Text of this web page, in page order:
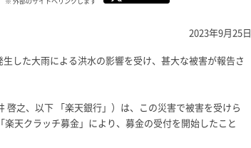
2023年9月25日
した大雨による洪水の影響を受け、甚大な被害が報告さ
之、以下 「楽天銀行」）は、この災害で被害を受けら
天クラッチ募金」により、募金の受付を開始したこと